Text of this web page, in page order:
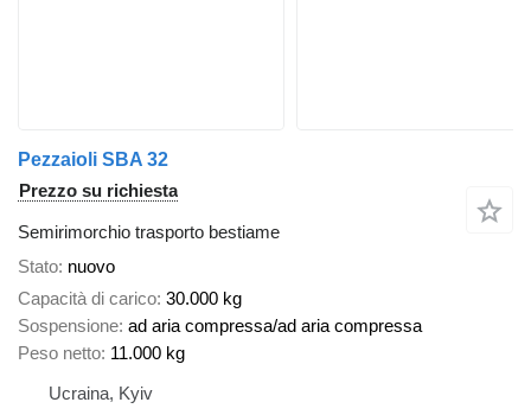
Pezzaioli SBA 32
Prezzo su richiesta
Semirimorchio trasporto bestiame
Stato nuovo
Capacità di carico 30.000 kg
Sospensione ad aria compressa/ad aria compressa
Peso netto 11.000 kg
Ucraina, Kyiv